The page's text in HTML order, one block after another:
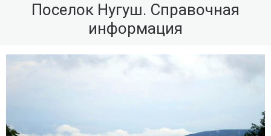
Поселок Нугуш. Справочная
информация